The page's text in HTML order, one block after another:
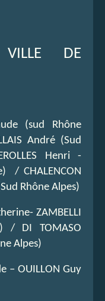
DE
(sud Rhône
André (Sud
Henri -
/ CHALENCON
Rhône Alpes)
ZAMBELLI
/ DI TOMASO
Alpes)
– OUILLON Guy